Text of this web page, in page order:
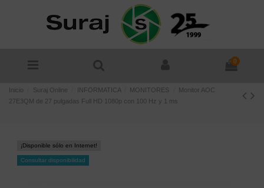
0
Inicio Suraj Online INFORMATICA MONITORES
Monitor AOC
27E3QM de 27 pulgadas Full HD 1080p con 100 Hz y 1 ms
¡Disponible sólo en Internet!
Consultar disponibilidad